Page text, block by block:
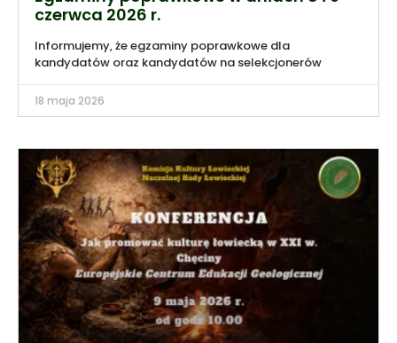
czerwca 2026 r.
Informujemy, że egzaminy poprawkowe dla
kandydatów oraz kandydatów na selekcjonerów
18 maja 2026